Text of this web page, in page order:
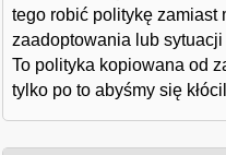
tego robić politykę zamiast
zaadoptowania lub
To polityka kopiowana od
tylko po to abyśmy się